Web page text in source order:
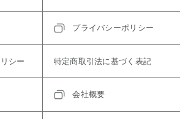
プライバシーポリシー
シー 特定商取引法に基づく表記
会社概要